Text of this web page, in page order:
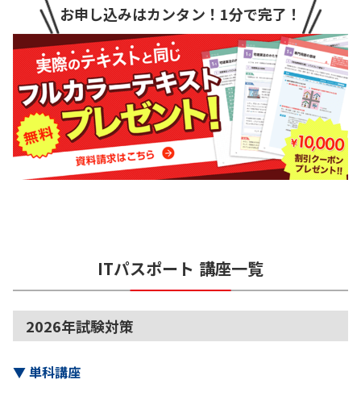
お申し込みはカンタン！1分で完了！
ITパスポート 講座一覧
2026年試験対策
▼単科講座